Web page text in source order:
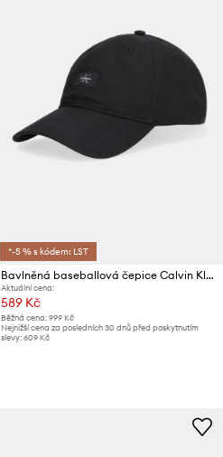
*-5 % s kódem: LST
Bavlněná baseballová čepice Calvin Klein
Aktuální cena:
589 Kč
Běžná cena: 999 Kč
Nejnižší cena za posledních 30 dnů před poskytnutím
slevy: 609 Kč